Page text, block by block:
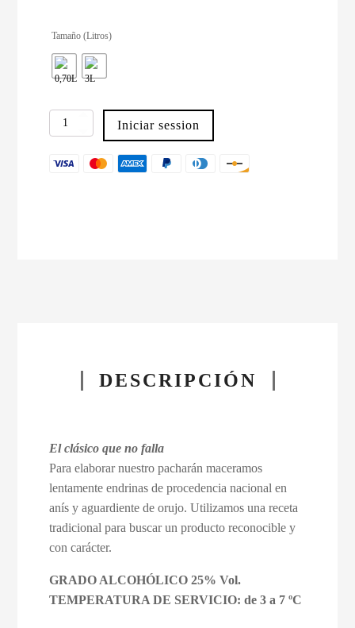
Tamaño (Litros)
Xeixal
Pacharán
Iniciar session
DESCRIPCIÓN
El clásico que no falla
Para elaborar nuestro pacharán maceramos
lentamente endrinas de procedencia nacional en
anís y aguardiente de orujo. Utilizamos una receta
tradicional para buscar un producto reconocible y
con carácter.
GRADO ALCOHÓLICO 25% Vol.
TEMPERATURA DE SERVICIO: de 3 a 7 ºC